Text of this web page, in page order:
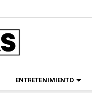
ENTRETENIMIENTO